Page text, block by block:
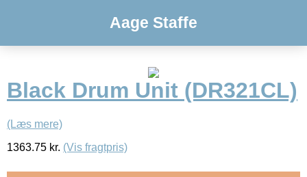
Aage Staffe
Black Drum Unit (DR321CL)
(Læs mere)
1363.75 kr. (Vis fragtpris)